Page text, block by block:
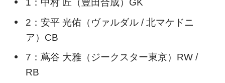
1：中村 匠（豊田合成）GK
2：安平 光佑（ヴァルダル / 北マケドニ
ア）CB
7：蔦谷 大雅（ジークスター東京）RW /
RB